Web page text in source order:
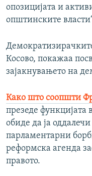
опозицијата и
општинските
Косово, покажаа
зајакнувањето на
Како што соопшти
презеде функцијата
обиде да ја
парламентарни
реформска агенда
правото.